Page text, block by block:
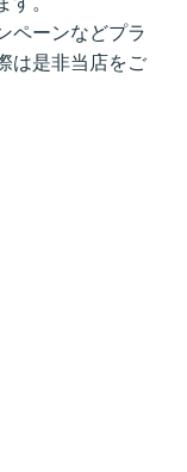
ペーンなどプラ
は是非当店をご